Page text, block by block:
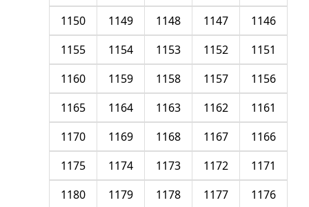
1146
1147
1148
1149
1150
1151
1152
1153
1154
1155
1156
1157
1158
1159
1160
1161
1162
1163
1164
1165
1166
1167
1168
1169
1170
1171
1172
1173
1174
1175
1176
1177
1178
1179
1180